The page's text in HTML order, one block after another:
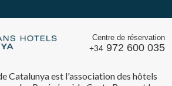
Centre de réservation
+34 972 600 035
Catalunya est l'association des hôtels